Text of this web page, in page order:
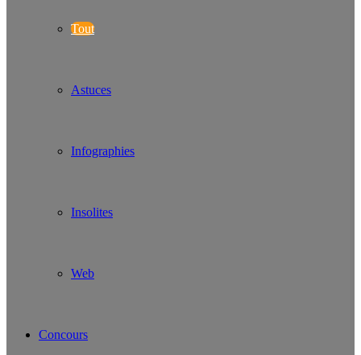
Tout
Astuces
Infographies
Insolites
Web
Concours